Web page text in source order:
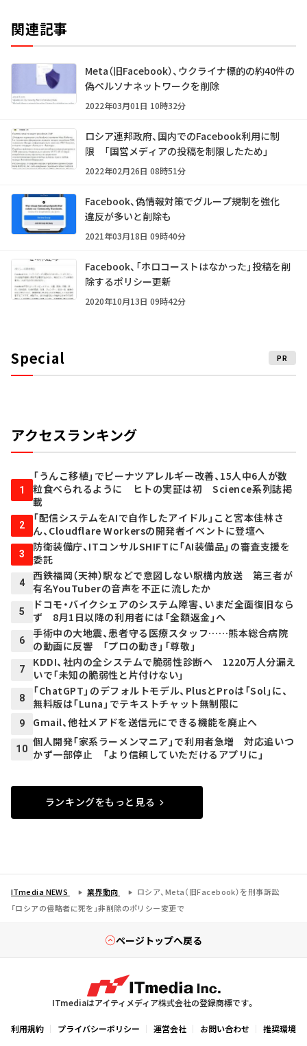
関連記事
Meta（旧Facebook）、ウクライナ標的の約40件の
偽ペルソナネットワークを削除
2022年03月01日 10時32分
ロシア連邦政府、国内でのFacebook利用に制
限 「国営メディアの投稿を制限したため」
2022年02月26日 08時51分
Facebook、偽情報対策でグループ規制を強化
違反が多いと削除も
2021年03月18日 09時40分
Facebook、「ホロコーストはなかった」投稿を削
除するポリシー更新
2020年10月13日 09時42分
Special PR
アクセスランキング
1
「うんこ移植」でピーナツアレルギー改善、15人中6人が数
粒食べられるように ヒトの実証は初 Science系列誌掲
載
2
「配信システムをAIで自作したアイドル」こと宮本佳林さ
ん、Cloudflare Workersの開発者イベントに登壇へ
3
防衛装備庁、ITコンサルSHIFTに「AI装備品」の審査支援を
委託
4
西鉄福岡（天神）駅などで意図しない駅構内放送 第三者が
有名YouTuberの音声を不正に流したか
5
ドコモ・バイクシェアのシステム障害、いまだ全面復旧なら
ず 8月1日以降の利用者には「全額返金」へ
6
手術中の大地震、患者守る医療スタッフ……熊本総合病院
の動画に反響 「プロの動き」「尊敬」
7
KDDI、社内の全システムで脆弱性診断へ 1220万人分漏え
いで「未知の脆弱性と片付けない」
8
「ChatGPT」のデフォルトモデル、PlusとProは「Sol」に、
無料版は「Luna」でテキストチャット無制限に
9 Gmail、他社メアドを送信元にできる機能を廃止へ
10
個人開発「家系ラーメンマニア」で利用者急増 対応追いつ
かず一部停止 「より信頼していただけるアプリに」
ランキングをもっと見る
ITmedia NEWS 業界動向
ロシア、Meta（旧Facebook）を刑事訴訟
「ロシアの侵略者に死を」非削除のポリシー変更で
ページトップへ戻る
ITmediaはアイティメディア株式会社の登録商標です。
利用規約 プライバシーポリシー 運営会社 お問い合わせ 推奨環境